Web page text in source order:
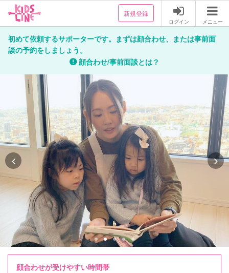
新規登録
ログイン メニュー
初めて依頼するサポーターです。まずは顔合わせ、または事前面
談の予約をしましょう。
顔合わせ/事前面談とは？
顔合わせが受けやすい時間帯